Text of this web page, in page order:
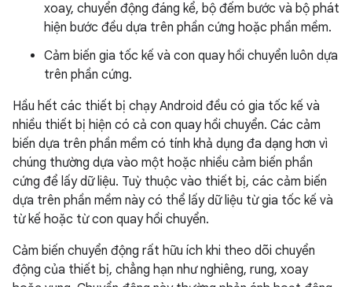
xoay, chuyển động đáng kể, bộ đếm bước và bộ phát
hiện bước đều dựa trên phần cứng hoặc phần mềm.
Cảm biến gia tốc kế và con quay hồi chuyển luôn dựa
trên phần cứng.
Hầu hết các thiết bị chạy Android đều có gia tốc kế và
nhiều thiết bị hiện có cả con quay hồi chuyển. Các cảm
biến dựa trên phần mềm có tính khả dụng đa dạng hơn vì
chúng thường dựa vào một hoặc nhiều cảm biến phần
cứng để lấy dữ liệu. Tuỳ thuộc vào thiết bị, các cảm biến
dựa trên phần mềm này có thể lấy dữ liệu từ gia tốc kế và
từ kế hoặc từ con quay hồi chuyển.
Cảm biến chuyển động rất hữu ích khi theo dõi chuyển
động của thiết bị, chẳng hạn như nghiêng, rung, xoay